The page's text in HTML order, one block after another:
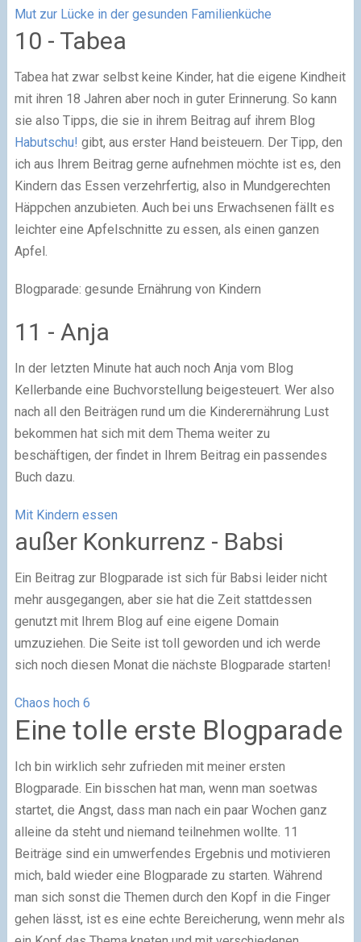
Mut zur Lücke in der gesunden Familienküche
10 - Tabea
Tabea hat zwar selbst keine Kinder, hat die eigene Kindheit
mit ihren 18 Jahren aber noch in guter Erinnerung. So kann
sie also Tipps, die sie in ihrem Beitrag auf ihrem Blog
Habutschu! gibt, aus erster Hand beisteuern. Der Tipp, den
ich aus Ihrem Beitrag gerne aufnehmen möchte ist es, den
Kindern das Essen verzehrfertig, also in Mundgerechten
Häppchen anzubieten. Auch bei uns Erwachsenen fällt es
leichter eine Apfelschnitte zu essen, als einen ganzen
Apfel.
Blogparade: gesunde Ernährung von Kindern
11 - Anja
In der letzten Minute hat auch noch Anja vom Blog
Kellerbande eine Buchvorstellung beigesteuert. Wer also
nach all den Beiträgen rund um die Kinderernährung Lust
bekommen hat sich mit dem Thema weiter zu
beschäftigen, der findet in Ihrem Beitrag ein passendes
Buch dazu.
Mit Kindern essen
außer Konkurrenz - Babsi
Ein Beitrag zur Blogparade ist sich für Babsi leider nicht
mehr ausgegangen, aber sie hat die Zeit stattdessen
genutzt mit Ihrem Blog auf eine eigene Domain
umzuziehen. Die Seite ist toll geworden und ich werde
sich noch diesen Monat die nächste Blogparade starten!
Chaos hoch 6
Eine tolle erste Blogparade
Ich bin wirklich sehr zufrieden mit meiner ersten
Blogparade. Ein bisschen hat man, wenn man soetwas
startet, die Angst, dass man nach ein paar Wochen ganz
alleine da steht und niemand teilnehmen wollte. 11
Beiträge sind ein umwerfendes Ergebnis und motivieren
mich, bald wieder eine Blogparade zu starten. Während
man sich sonst die Themen durch den Kopf in die Finger
gehen lässt, ist es eine echte Bereicherung, wenn mehr als